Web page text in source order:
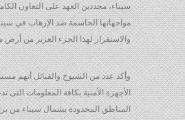
سيناء، مجددين العهد على التعاون
مواجهاتها الحاسمة ضد الإرهاب في
والاستقرار لهذا الجزء العزيز من أرض
وأكد عدد من الشيوخ والقبائل أنهم
الأجهزة الأمنية بكافة المعلومات التى
المناطق المحدودة بشمال سيناء من